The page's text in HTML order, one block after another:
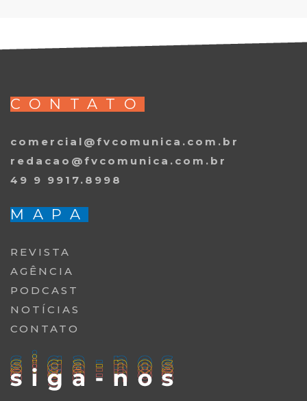
CONTATO
comercial@fvcomunica.com.br
redacao@fvcomunica.com.br
49 9 9917.8998
MAPA
REVISTA
AGÊNCIA
PODCAST
NOTÍCIAS
CONTATO